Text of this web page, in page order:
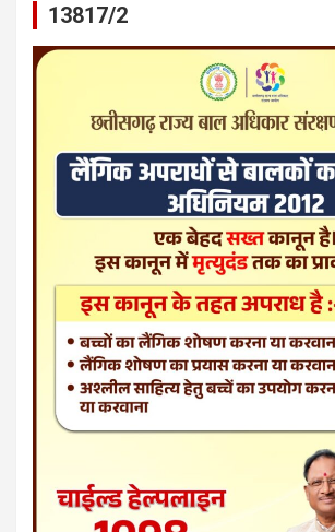
13817/2